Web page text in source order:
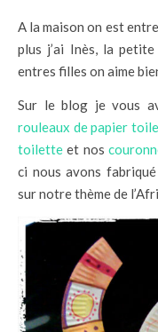
A la maison on est entre filles ! Mes filles Ashley et Anya et en
plus j’ai Inès, la
entres filles on aime
Sur le blog je vous
rouleaux de papier
toilette et nos
ci nous avons
sur notre thème de